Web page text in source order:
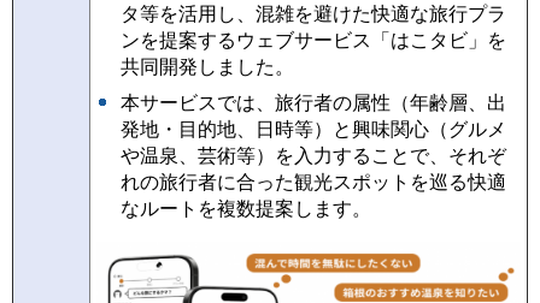
タ等を活用し、混雑を避けた快適な旅行プラ
ンを提案するウェブサービス「はこタビ」を
共同開発しました。
本サービスでは、旅行者の属性（年齢層、出
発地・目的地、日時等）と興味関心（グルメ
や温泉、芸術等）を入力することで、それぞ
れの旅行者に合った観光スポットを巡る快適
なルートを複数提案します。